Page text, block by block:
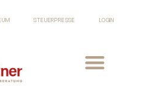
STEUERPRESSE LOGIN